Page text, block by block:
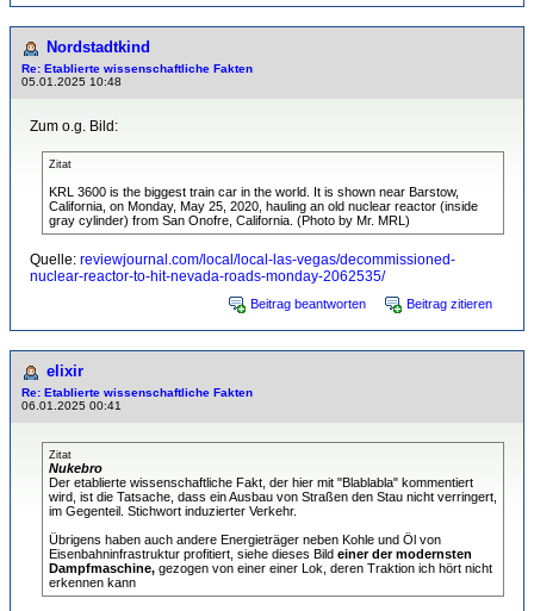
Nordstadtkind
Re: Etablierte wissenschaftliche Fakten
05.01.2025 10:48
Zum o.g. Bild:
Zitat
KRL 3600 is the biggest train car in the world. It is shown near Barstow,
California, on Monday, May 25, 2020, hauling an old nuclear reactor (inside
gray cylinder) from San Onofre, California. (Photo by Mr. MRL)
Quelle: reviewjournal.com/local/local-las-vegas/decommissioned-
nuclear-reactor-to-hit-nevada-roads-monday-2062535/
Beitrag beantworten Beitrag zitieren
elixir
Re: Etablierte wissenschaftliche Fakten
06.01.2025 00:41
Zitat
Nukebro
Der etablierte wissenschaftliche Fakt, der hier mit "Blablabla" kommentiert
wird, ist die Tatsache, dass ein Ausbau von Straßen den Stau nicht verringert,
im Gegenteil. Stichwort induzierter Verkehr.
Übrigens haben auch andere Energieträger neben Kohle und Öl von
Eisenbahninfrastruktur profitiert, siehe dieses Bild einer der modernsten
Dampfmaschine, gezogen von einer einer Lok, deren Traktion ich hört nicht
erkennen kann